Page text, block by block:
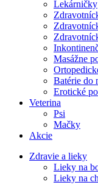
Lekárničky
Masážne
Batérie do
Erotické
Veterina
Psi
Mačky
Akcie
Zdravie a lieky
Lieky na
Lieky na